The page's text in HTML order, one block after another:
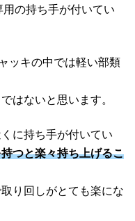
用の持ち手が付いてい
ッキの中では軽い部類
はないと思います。
に持ち手が付いてい
つと楽々持ち上げるこ
り回しがとても楽にな